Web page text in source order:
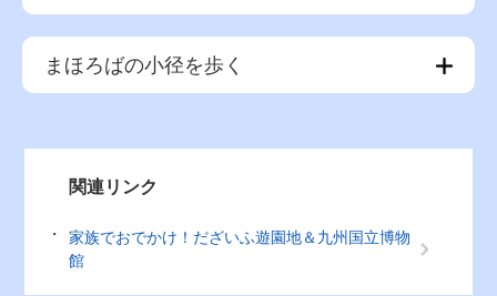
まほろばの小径を歩く
関連リンク
家族でおでかけ！だざいふ遊園地＆九州国立博物
館